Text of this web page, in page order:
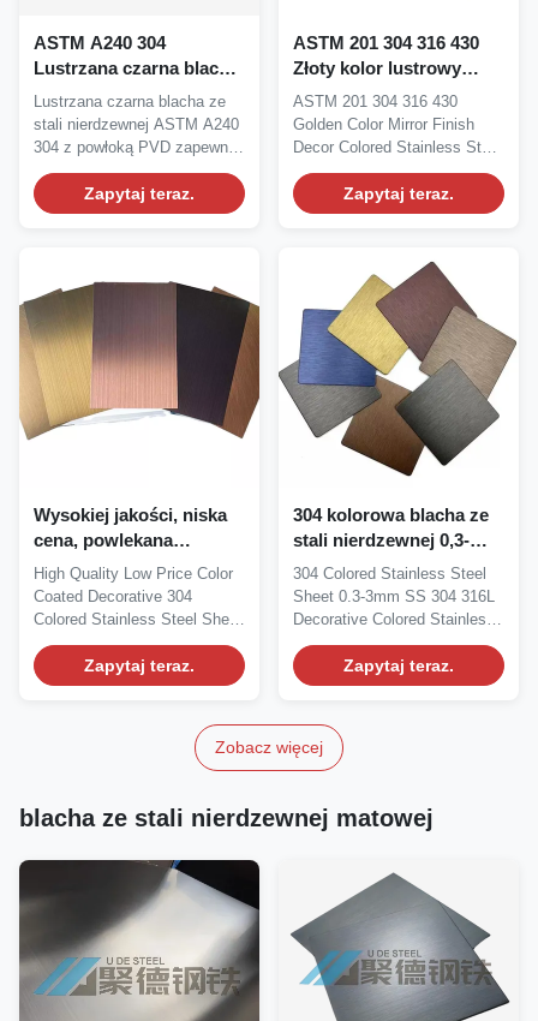
ASTM A240 304
Lustrzana czarna blacha
ze stali nierdzewnej z
próżniową powłoką
jonową PVD do wysokiej
klasy dekoracji
Lustrzana czarna blacha ze
stali nierdzewnej ASTM A240
304 z powłoką PVD zapewnia
doskonałą...
Zapytaj teraz.
ASTM 201 304 316 430
Złoty kolor lustrowy
wykończenie
dekoracyjne kolorowe
blachy ze stali
nierdzewnej do kuchni
ASTM 201 304 316 430
Golden Color Mirror Finish
Decor Colored Stainless Steel
Sheet For Kitchen...
Zapytaj teraz.
Wysokiej jakości, niska
cena, powlekana
kolorem, dekoracyjna
blacha ze stali
nierdzewnej 304 w
kolorze do produkcji
maszyn
High Quality Low Price Color
Coated Decorative 304
Colored Stainless Steel Sheet
Plate For...
Zapytaj teraz.
304 kolorowa blacha ze
stali nierdzewnej 0,3-
3mm Ss 304 316L
Dekoracyjna blacha ze
stali nierdzewnej
kolorowej
304 Colored Stainless Steel
Sheet 0.3-3mm SS 304 316L
Decorative Colored Stainless
Steel Plate...
Zapytaj teraz.
Zobacz więcej
blacha ze stali nierdzewnej matowej